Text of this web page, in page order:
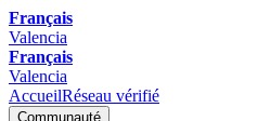
Français
Valencia
Français
Valencia
AccueilRéseau vérifié
Communauté